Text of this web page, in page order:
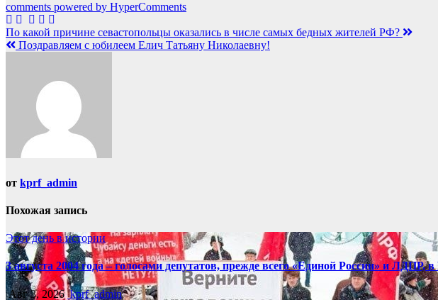
comments powered by HyperComments
Навигация
по
По какой причине севастопольцы оказались в числе самых бедных жителей РФ?
Поздравляем с юбилеем Елич Татьяну Николаевну!
от kprf_admin
Похожая запись
Этот день в истории
3 августа 2004 года – голосами депутатов, прежде всего «Единой России» и
Авг 3, 2026 kprf_admin